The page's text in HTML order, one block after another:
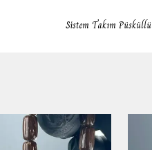
Sistem Takım Püsküllü